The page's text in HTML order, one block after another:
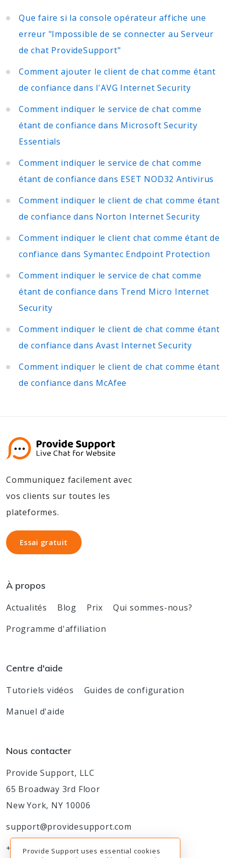
Que faire si la console opérateur affiche une
erreur "Impossible de se connecter au Serveur
de chat ProvideSupport"
Comment ajouter le client de chat comme étant
de confiance dans l'AVG Internet Security
Comment indiquer le service de chat comme
étant de confiance dans Microsoft Security
Essentials
Comment indiquer le service de chat comme
étant de confiance dans ESET NOD32 Antivirus
Comment indiquer le client de chat comme étant
de confiance dans Norton Internet Security
Comment indiquer le client chat comme étant de
confiance dans Symantec Endpoint Protection
Comment indiquer le service de chat comme
étant de confiance dans Trend Micro Internet
Security
Comment indiquer le client de chat comme étant
de confiance dans Avast Internet Security
Comment indiquer le client de chat comme étant
de confiance dans McAfee
Communiquez facilement avec
vos clients sur toutes les
plateformes.
Essai gratuit
Essai gratuit
À propos
Actualités Blog Prix
Qui sommes-nous?
Programme d'affiliation
Centre d'aide
Tutoriels vidéos
Guides de configuration
Manuel d'aide
Nous contacter
Provide Support, LLC
65 Broadway 3rd Floor
New York, NY 10006
support@providesupport.com
+1-888-777-9930
Provide Support uses essential cookies